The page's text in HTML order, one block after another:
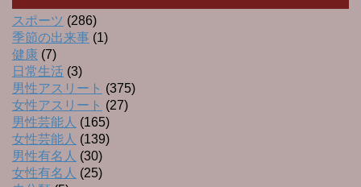
スポーツ (286)
季節の出来事 (1)
健康 (7)
日常生活 (3)
男性アスリート (375)
女性アスリート (27)
男性芸能人 (165)
女性芸能人 (139)
男性有名人 (30)
女性有名人 (25)